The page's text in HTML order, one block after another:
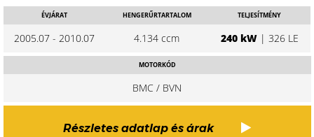
ÉVJÁRAT
2005.07 - 2010.07
HENGERŰRTARTALOM
4.134 ccm
TELJESÍTMÉNY
240 kW| 326 LE
MOTORKÓD
BMC / BVN
Részletes adatlap és árak